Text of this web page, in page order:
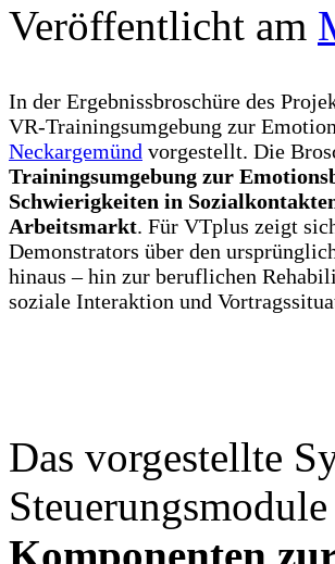
Veröffentlicht am
In der Ergebnissbroschüre des
VR-Trainingsumgebung zur
Neckargemünd vorgestellt. Die
Trainingsumgebung zur
Schwierigkeiten in
Arbeitsmarkt. Für VTplus zeigt
Demonstrators über den
hinaus – hin zur beruflichen
soziale Interaktion und
Das vorgestellte
Komponenten